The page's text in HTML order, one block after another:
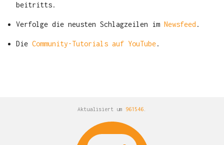
beitritts.
Verfolge die neusten Schlagzeilen im Newsfeed .
Die Community-Tutorials auf YouTube.
Aktualisiert um 961546.